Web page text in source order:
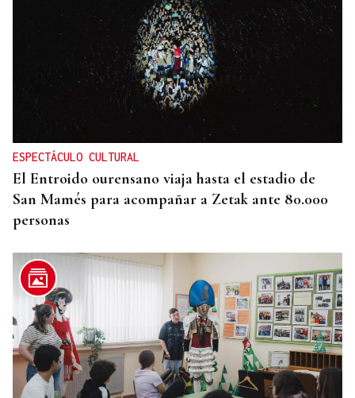
ESPECTÁCULO CULTURAL
El Entroido ourensano viaja hasta el estadio de
San Mamés para acompañar a Zetak ante 80.000
personas